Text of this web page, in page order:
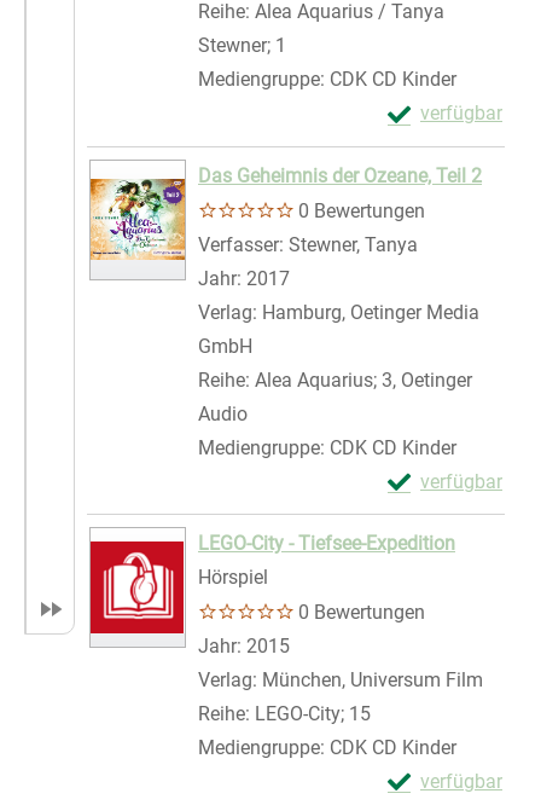
Reihe: Alea Aquarius / Tanya
Stewner; 1
Mediengruppe: CDK CD Kinder
verfügbar
Exemplar-
Zum Download
Das Geheimnis der Ozeane, Teil 2
0 Bewertungen
Verfasser: Stewner, Tanya
Jahr: 2017
Verlag: Hamburg, Oetinger Media
GmbH
Reihe: Alea Aquarius; 3, Oetinger
Audio
Mediengruppe: CDK CD Kinder
verfügbar
Exemplar-
Zum Download
LEGO-City - Tiefsee-Expedition
Hörspiel
0 Bewertungen
Suche nach diesem Verfasser
Jahr: 2015
Verlag: München, Universum Film
Reihe: LEGO-City; 15
Mediengruppe: CDK CD Kinder
verfügbar
Exemplar-